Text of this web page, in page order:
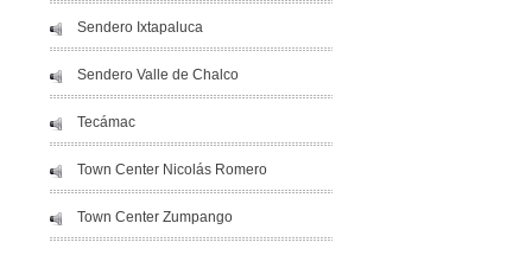
Sendero Ixtapaluca
Sendero Valle de Chalco
Tecámac
Town Center Nicolás Romero
Town Center Zumpango